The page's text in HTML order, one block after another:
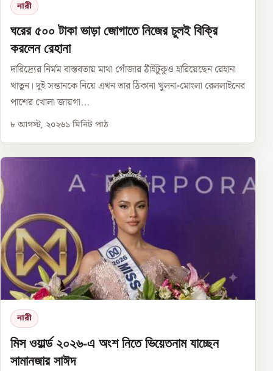
নারী
ঘরের ৫০০ টাকা ভাড়া জোগাতে নিজের চুলই বিক্রি
করলেন রেহানা
দারিদ্র্যের নির্মম বাস্তবতায় মাথা গোঁজার ঠাঁইটুকুও হারিয়েছেন রেহানা
খাতুন। দুই সন্তানকে নিয়ে এখন তার ঠিকানা খুলনা-মোংলা রেললাইনের
পাশের খোলা জায়গা...
৮ আগস্ট, ২০২৬১ মিনিট পাঠ
নারী
মিস ওয়ার্ল্ড ২০২৬-এ অংশ নিতে ভিয়েতনাম যাচ্ছেন
সামানজার সাঈদ